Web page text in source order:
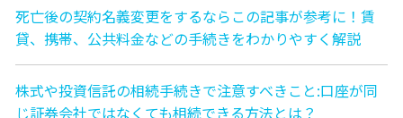
死亡後の契約名義変更をするならこの記事が参考に！賃
貸、携帯、公共料金などの手続きをわかりやすく解説
株式や投資信託の相続手続きで注意すべきこと:口座が同
じ証券会社ではなくても相続できる方法とは？